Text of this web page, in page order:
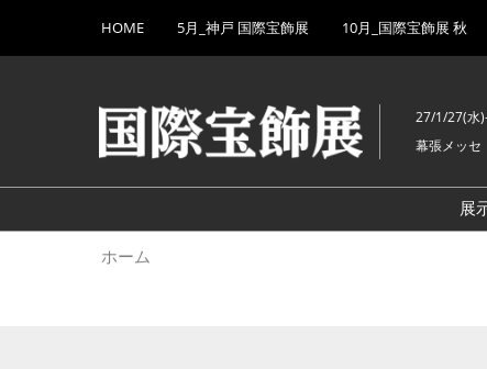
キ
し
て
to
HOME 5月_神戸 国際宝飾展 10月_国際宝飾展 秋
27/1/27(水
幕張メッセ
展
ホーム